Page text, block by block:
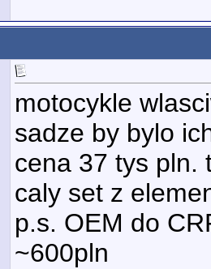
motocykle
sadze by bylo
cena 37 tys pln.
caly set z
p.s. OEM do
~600pln